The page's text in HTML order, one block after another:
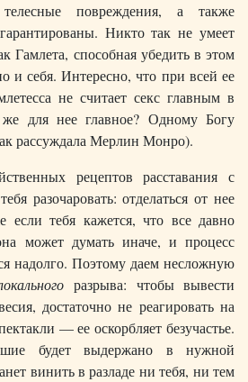
повреждения, а также
Никто так не умеет
Гамлета, способная убедить в этом
и себя. Интересно, что при всей ее
не считает секс главным в
для нее главное? Одному Богу
рассуждала Мерлин Монро).
рецептов расставания с
разочаровать: отделаться от нее
если тебя кажется, что все давно
может думать иначе, и процесс
надолго. Поэтому даем несложную
разрыва: чтобы вывести
достаточно не реагировать на
— ее оскорбляет безучастье.
будет выдержано в нужной
винить в разладе ни тебя, ни тем